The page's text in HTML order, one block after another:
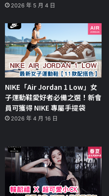
2026 年 5 月 4 日
NIKE「Air Jordan 1 Low」女
子運動鞋愛好者必備之選！新會
員可獲得 NIKE 專屬手提袋
2026 年 4 月 16 日